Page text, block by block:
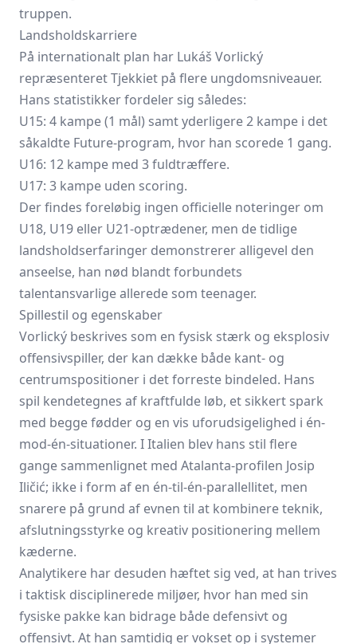
truppen.
Landsholdskarriere
På internationalt plan har Lukáš Vorlický
repræsenteret Tjekkiet på flere ungdomsniveauer.
Hans statistikker fordeler sig således:
U15: 4 kampe (1 mål) samt yderligere 2 kampe i det
såkaldte Future-program, hvor han scorede 1 gang.
U16: 12 kampe med 3 fuldtræffere.
U17: 3 kampe uden scoring.
Der findes foreløbig ingen officielle noteringer om
U18, U19 eller U21-optrædener, men de tidlige
landsholdserfaringer demonstrerer alligevel den
anseelse, han nød blandt forbundets
talentansvarlige allerede som teenager.
Spillestil og egenskaber
Vorlický beskrives som en fysisk stærk og eksplosiv
offensivspiller, der kan dække både kant- og
centrumspositioner i det forreste bindeled. Hans
spil kendetegnes af kraftfulde løb, et sikkert spark
med begge fødder og en vis uforudsigelighed i én-
mod-én-situationer. I Italien blev hans stil flere
gange sammenlignet med Atalanta-profilen Josip
Iličić; ikke i form af en én-til-én-parallellitet, men
snarere på grund af evnen til at kombinere teknik,
afslutningsstyrke og kreativ positionering mellem
kæderne.
Analytikere har desuden hæftet sig ved, at han trives
i taktisk disciplinerede miljøer, hvor han med sin
fysiske pakke kan bidrage både defensivt og
offensivt. At han samtidig er vokset op i systemer